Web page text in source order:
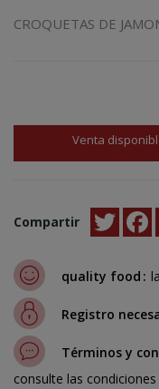
CROQUETAS DE
Venta
Compartir
quality food
Registro
Términos y
consulte las